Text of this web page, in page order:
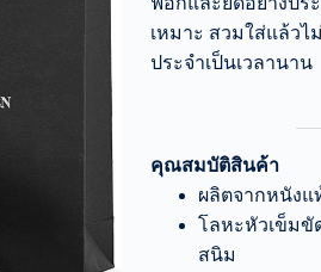
เหมาะ สวมใส่แล้วไ
ประจำเป็นเวลานาน
คุณสมบัติสินค้า
ผลิตจากหนัง
โลหะหัวเข็มขั
สนิม